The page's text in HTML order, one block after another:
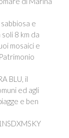
e
8 km da
mosaici e
BLU, il
ed agli
e ben